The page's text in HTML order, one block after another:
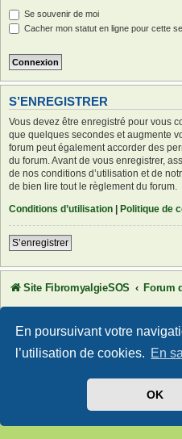
En poursuivant votre
l’utilisation de cookies. En
OK
Se souvenir de moi
Cacher mon statut en ligne pour cette
S’ENREGISTRER
Vous devez être enregistré pour vous
que quelques secondes et augmente
forum peut également accorder des
du forum. Avant de vous enregistrer,
de nos conditions d’utilisation et de
de bien lire tout le règlement du forum.
Conditions d’utilisation
Politique de
S’enregistrer
Site FibromyalgieSOS Forum
Développé parphpBB® Forum
PhpBB3